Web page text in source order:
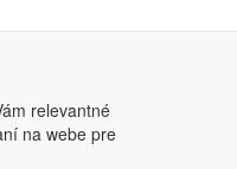
relevantné
na webe pre